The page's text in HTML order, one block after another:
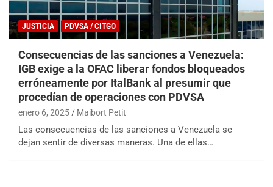
JUSTICIA PDVSA / CITGO
Consecuencias de las sanciones a Venezuela:
IGB exige a la OFAC liberar fondos bloqueados
erróneamente por ItalBank al presumir que
procedían de operaciones con PDVSA
enero 6, 2025 Maibort Petit
Las consecuencias de las sanciones a Venezuela se
dejan sentir de diversas maneras. Una de ellas…